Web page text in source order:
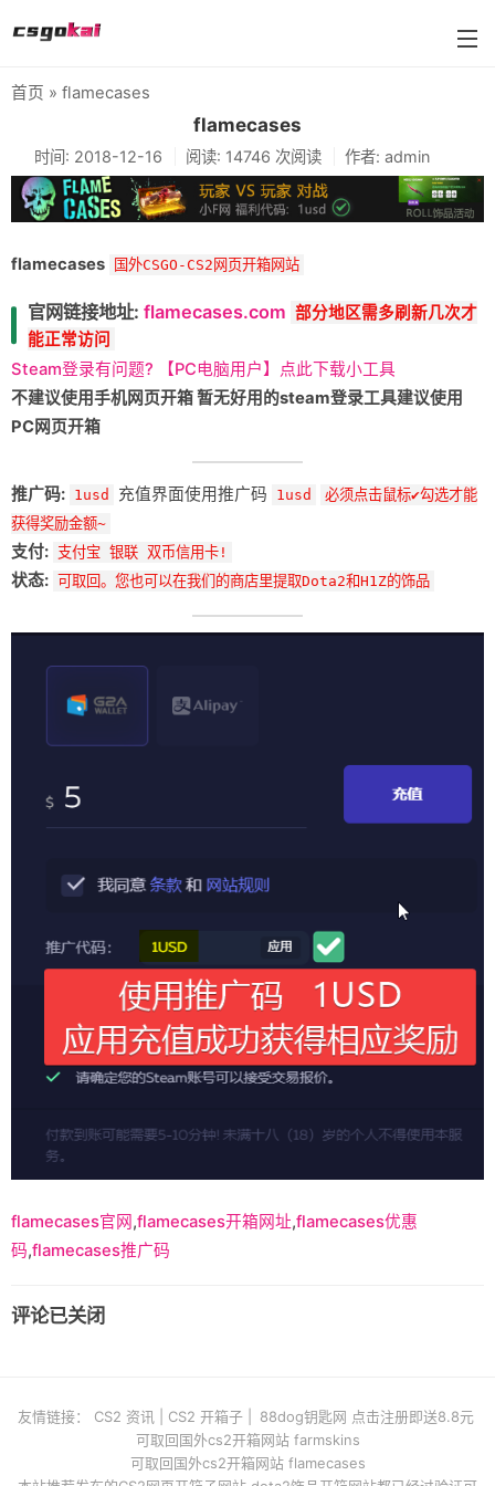
farmskins
88dog
flamecases
首页 » flamecases
flamecases
时间: 2018-12-16 阅读: 14746 次阅读 作者: admin
flamecases 国外CSGO-CS2网页开箱网站
官网链接地址: flamecases.com 部分地区需多刷新几次才
能正常访问
Steam登录有问题? 【PC电脑用户】点此下载小工具
不建议使用手机网页开箱 暂无好用的steam登录工具建议使用
PC网页开箱
推广码: 1usd 充值界面使用推广码 1usd
必须点击鼠标✔勾选才能
获得奖励金额~
支付: 支付宝 银联 双币信用卡!
状态: 可取回。您也可以在我们的商店里提取Dota2和H1Z的饰品
flamecases官网 ,flamecases开箱网址,flamecases优惠
码,flamecases推广码
评论已关闭
友情链接： CS2 资讯 CS2 开箱子
88dog钥匙网 点击注册即送8.8元
可取回国外cs2开箱网站 farmskins
可取回国外cs2开箱网站 flamecases